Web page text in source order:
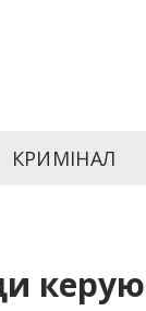
день ми
публікує
КРИМІНАЛ